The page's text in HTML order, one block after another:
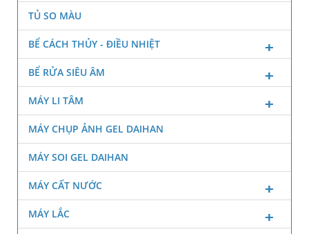
TỦ SO MÀU
BỂ CÁCH THỦY - ĐIỀU NHIỆT
BỂ RỬA SIÊU ÂM
MÁY LI TÂM
MÁY CHỤP ẢNH GEL DAIHAN
MÁY SOI GEL DAIHAN
MÁY CẤT NƯỚC
MÁY LẮC